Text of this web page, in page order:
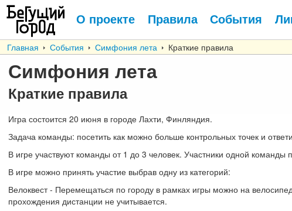
О проекте Правила События
Главная События Симфония лета Краткие правила
Симфония лета
Краткие правила
Игра состоится 20 июня в городе Лахти, Финляндия.
Задача команды: посетить как можно больше контрольных точек и
В игре участвуют команды от 1 до 3 человек. Участники одной
В игре можно принять участие выбрав одну из категорий:
Велоквест - Перемещаться по городу в рамках игры можно на
прохождения дистанции не учитывается.